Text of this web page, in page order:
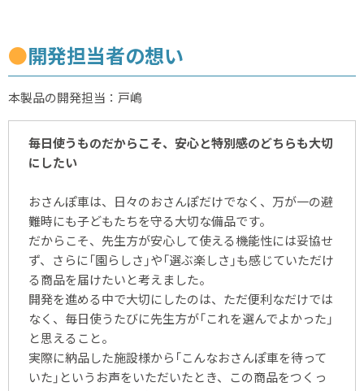
● 開発担当者の想い
本製品の開発担当：戸嶋
毎日使うものだからこそ、安心と特別感のどちらも大切
にしたい
おさんぽ車は、日々のおさんぽだけでなく、万が一の避
難時にも子どもたちを守る大切な備品です。
だからこそ、先生方が安心して使える機能性には妥協せ
ず、さらに「園らしさ」や「選ぶ楽しさ」も感じていただけ
る商品を届けたいと考えました。
開発を進める中で大切にしたのは、ただ便利なだけでは
なく、毎日使うたびに先生方が「これを選んでよかった」
と思えること。
実際に納品した施設様から「こんなおさんぽ車を待って
いた」というお声をいただいたとき、この商品をつくっ